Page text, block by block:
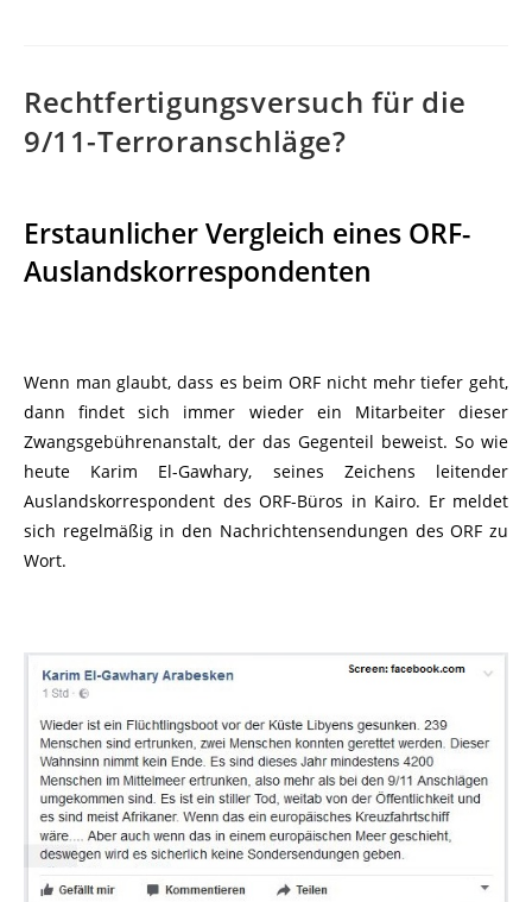
Rechtfertigungsversuch für die
9/11-Terroranschläge?
Erstaunlicher Vergleich eines ORF-
Auslandskorrespondenten
Wenn man glaubt, dass es beim ORF nicht mehr tiefer geht,
dann findet sich immer wieder ein Mitarbeiter dieser
Zwangsgebührenanstalt, der das Gegenteil beweist. So wie
heute Karim El-Gawhary, seines Zeichens leitender
Auslandskorrespondent des ORF-Büros in Kairo. Er meldet
sich regelmäßig in den Nachrichtensendungen des ORF zu
Wort.